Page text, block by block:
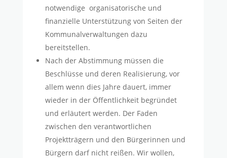
notwendige organisatorische und
finanzielle Unterstützung von Seiten der
Kommunalverwaltungen dazu
bereitstellen.
Nach der Abstimmung müssen die
Beschlüsse und deren Realisierung, vor
allem wenn dies Jahre dauert, immer
wieder in der Öffentlichkeit begründet
und erläutert werden. Der Faden
zwischen den verantwortlichen
Projektträgern und den Bürgerinnen und
Bürgern darf nicht reißen. Wir wollen,